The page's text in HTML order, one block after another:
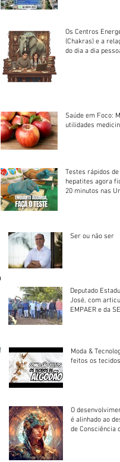
Os Centros
(Chakras) e a
do dia a dia
Saúde em Foco:
utilidades
Testes rápidos
hepatites agora
20 minutos nas
Ser ou não ser
Deputado
José, com
EMPAER e da
Moda &
feitos os
O
é alinhado ao
de Consciência